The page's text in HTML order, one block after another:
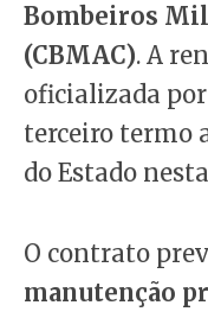
Bombeiros
(CBMAC). A
oficializada
terceiro termo
do Estado
O contrato
manutenção